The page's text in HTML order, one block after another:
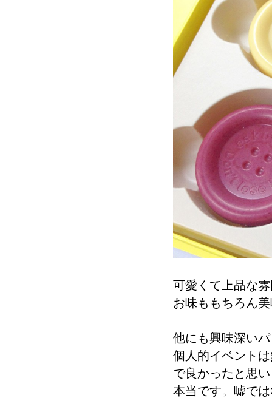
可愛くて上品な
お味ももちろん
他にも興味深い
個人的イベント
で良かったと思
本当です。嘘で